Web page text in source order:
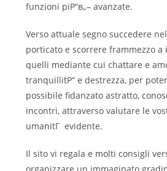
funzioni piР“в„– avanzate.
Verso attuale segno succedere
porticato e scorrere frammezzo
quelli mediante cui chattare e
tranquillitР“ e destrezza, per
possibile fidanzato astratto,
incontri, attraverso valutare le
umanitГ evidente.
Il sito vi regala e molti consigli